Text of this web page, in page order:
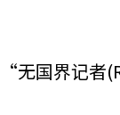
“无国界记